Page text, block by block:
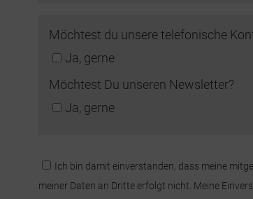
Möchtest du unsere telefonische
Ja, gerne
Möchtest Du unseren Newsletter?
Ja, gerne
*Datenschutzerklärung:
Ich bin damit einverstanden, dass meine
meiner Daten an Dritte erfolgt nicht. Meine